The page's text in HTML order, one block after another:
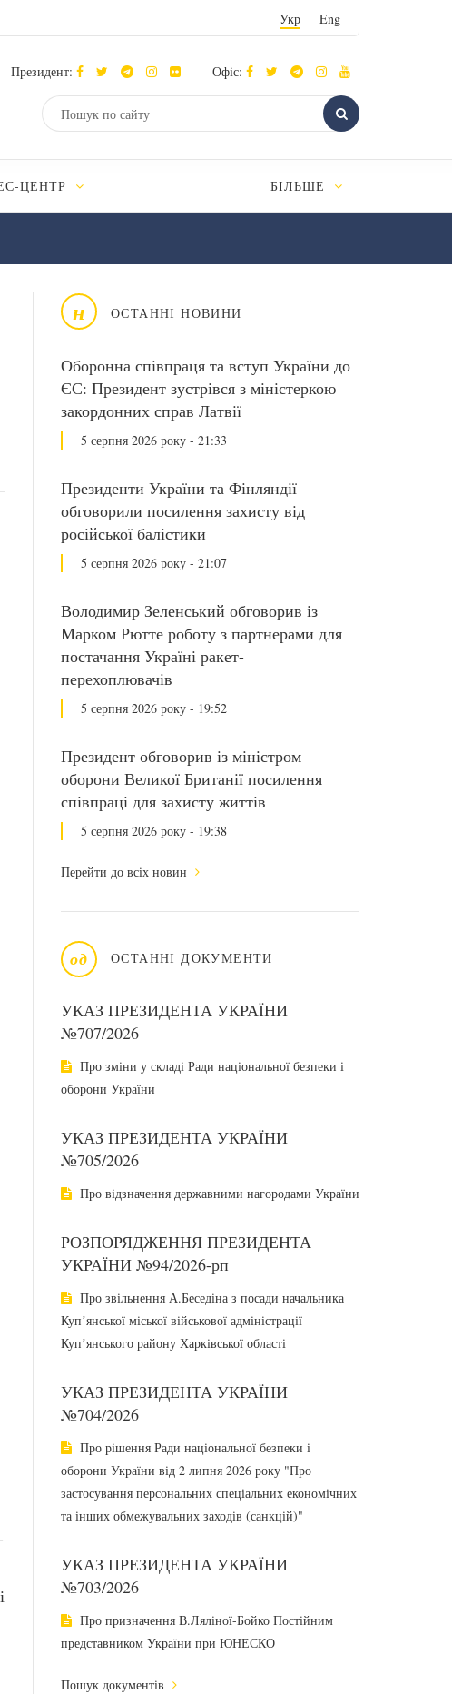
Укр Eng
Президент: Офіс:
ЦЕНТР БІЛЬШЕ
н ОСТАННІ НОВИНИ
Оборонна співпраця та вступ України до
ЄС: Президент зустрівся з міністеркою
закордонних справ Латвії
5 серпня 2026 року - 21:33
Президенти України та Фінляндії
обговорили посилення захисту від
російської балістики
5 серпня 2026 року - 21:07
Володимир Зеленський обговорив із
Марком Рютте роботу з партнерами для
постачання Україні ракет-
перехоплювачів
5 серпня 2026 року - 19:52
Президент обговорив із міністром
оборони Великої Британії посилення
співпраці для захисту життів
5 серпня 2026 року - 19:38
Перейти до всіх новин
од ОСТАННІ ДОКУМЕНТИ
УКАЗ ПРЕЗИДЕНТА УКРАЇНИ
№707/2026
Про зміни у складі Ради національної безпеки і
оборони України
УКАЗ ПРЕЗИДЕНТА УКРАЇНИ
№705/2026
Про відзначення державними нагородами України
РОЗПОРЯДЖЕННЯ ПРЕЗИДЕНТА
УКРАЇНИ №94/2026-рп
Про звільнення А.Беседіна з посади начальника
Купʼянської міської військової адміністрації
Купʼянського району Харківської області
УКАЗ ПРЕЗИДЕНТА УКРАЇНИ
№704/2026
Про рішення Ради національної безпеки і
оборони України від 2 липня 2026 року "Про
застосування персональних спеціальних економічних
та інших обмежувальних заходів (санкцій)"
УКАЗ ПРЕЗИДЕНТА УКРАЇНИ
№703/2026
Про призначення В.Ляліної-Бойко Постійним
представником України при ЮНЕСКО
Пошук документів